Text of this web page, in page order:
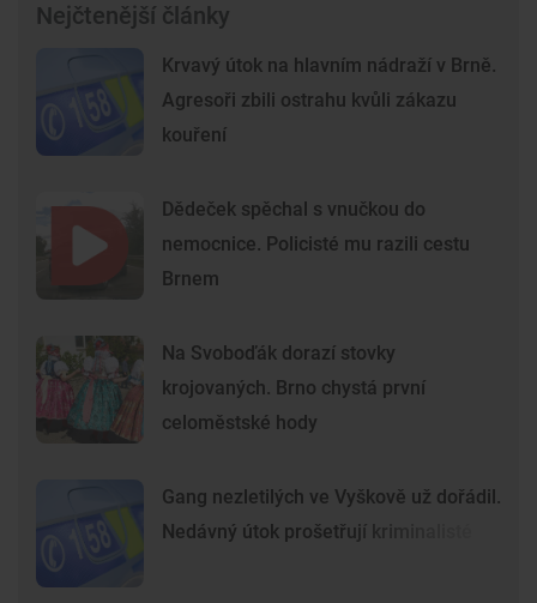
Nejčtenější články
Krvavý útok na hlavním nádraží v Brně.
Agresoři zbili ostrahu kvůli zákazu
kouření
Dědeček spěchal s vnučkou do
nemocnice. Policisté mu razili cestu
Brnem
Na Svoboďák dorazí stovky
krojovaných. Brno chystá první
celoměstské hody
Gang nezletilých ve Vyškově už dořádil.
Nedávný útok prošetřují kriminalisté